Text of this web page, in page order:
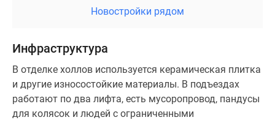
Новостройки рядом
Инфраструктура
В отделке холлов используется керамическая плитка
и другие износостойкие материалы. В подъездах
работают по два лифта, есть мусоропровод, пандусы
для колясок и людей с ограниченными